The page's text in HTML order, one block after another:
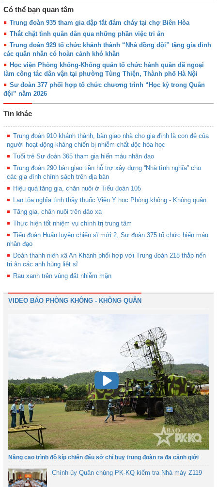
Có thể bạn quan tâm
Trung đoàn 935 tham gia dập tắt đám cháy tại chợ Biên Hòa
Thắt chặt tình quân dân qua những phần việc tri ân
Trung đoàn 929 tổ chức khánh thành “Nhà đồng đội” tặng gia đình
các quân nhân có hoàn cảnh khó khăn
Học viện Phòng không-Không quân tổ chức hành quân dã ngoại
làm công tác dân vận tại phường Tùng Thiện, Thành phố Hà Nội
Sư đoàn 377 phối hợp tổ chức chương trình “Học kỳ trong Quân
đội” năm 2026
Tin khác
Trung đoàn 910 khánh thành, bàn giao nhà cho gia đình là con đẻ của
người hoạt động kháng chiến bị nhiễm chất độc hóa học
Tuổi trẻ Sư đoàn 365 tham gia hiến máu nhân đạo
Trung đoàn 290 bàn giao tiền hỗ trợ xây dựng “Nhà tình nghĩa” cho
các gia đình chính sách trên địa bàn
Hiệu quả tăng gia, chăn nuôi ở Tiểu đoàn 105
Lan tỏa nghĩa tình thầy thuốc Viện Y học Phòng không - Không quân
Tăng gia, chăn nuôi trên đảo xa
Thực hiện tốt nhiệm vụ chính trị trung tâm
Tiểu đoàn Huấn luyện chiến sĩ mới 2, Sư đoàn 375 tổ chức hiến máu
nhân đạo
Đoàn thanh niên xã An Khánh phối hợp với Trung đoàn 218 thắp nến
tri ân các anh hùng liệt sĩ
Rau xanh trên vùng đất nhiễm mặn
VIDEO BÁO PHÒNG KHÔNG - KHÔNG QUÂN
Nâng cao trình độ kíp chiến đấu sở chỉ huy trung đoàn ra đa cảnh giới
Chính ủy Quân chủng PK-KQ kiểm tra Nhà máy Z119